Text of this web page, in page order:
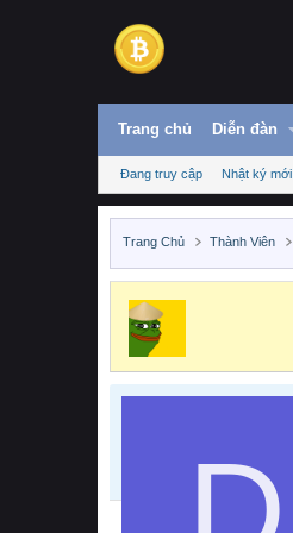
Trang chủ Diễn đàn
Đang truy cập Nhật ký mới
Trang Chủ Thành Viên